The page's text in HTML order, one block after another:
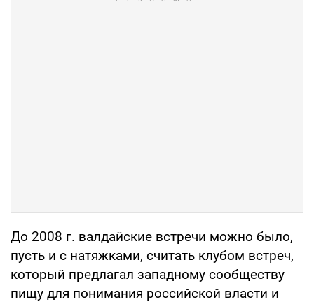
До 2008 г. валдайские встречи можно было,
пусть и с натяжками, считать клубом встреч,
который предлагал западному сообществу
пищу для понимания российской власти и